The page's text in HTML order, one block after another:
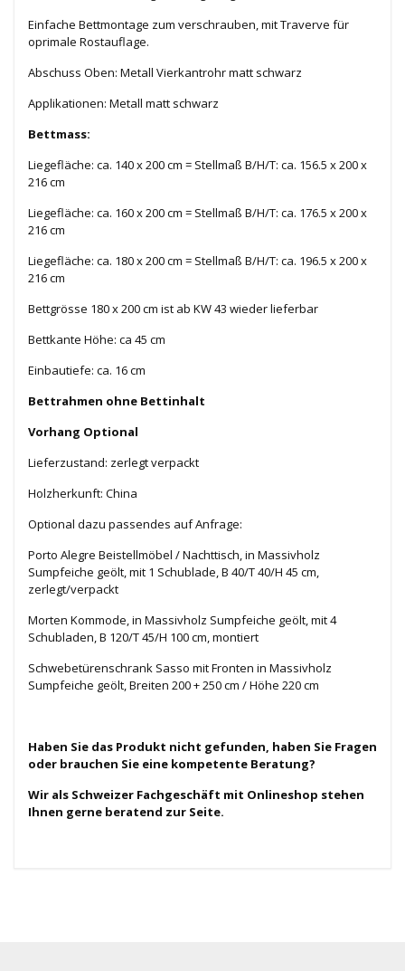
Einfache Bettmontage zum verschrauben, mit Traverve für
oprimale Rostauflage.
Abschuss Oben: Metall Vierkantrohr matt schwarz
Applikationen: Metall matt schwarz
Bettmass:
Liegefläche: ca. 140 x 200 cm = Stellmaß B/H/T: ca. 156.5 x 200 x
216 cm
Liegefläche: ca. 160 x 200 cm = Stellmaß B/H/T: ca. 176.5 x 200 x
216 cm
Liegefläche: ca. 180 x 200 cm = Stellmaß B/H/T: ca. 196.5 x 200 x
216 cm
Bettgrösse 180 x 200 cm ist ab KW 43 wieder lieferbar
Bettkante Höhe: ca 45 cm
Einbautiefe: ca. 16 cm
Bettrahmen ohne Bettinhalt
Vorhang Optional
Lieferzustand: zerlegt verpackt
Holzherkunft: China
Optional dazu passendes auf Anfrage:
Porto Alegre Beistellmöbel / Nachttisch, in Massivholz
Sumpfeiche geölt , mit 1 Schublade , B 40/T 40/H 45 cm,
zerlegt/verpackt
Morten Kommode, in Massivholz Sumpfeiche geölt , mit 4
Schubladen, B 120/T 45/H 100 cm, montiert
Schwebetürenschrank Sasso mit Fronten in Massivholz
Sumpfeiche geölt, Breiten 200 + 250 cm / Höhe 220 cm
Haben Sie das Produkt nicht gefunden, haben Sie Fragen
oder brauchen Sie eine kompetente Beratung?
Wir als Schweizer Fachgeschäft mit Onlineshop stehen
Ihnen gerne beratend zur Seite.